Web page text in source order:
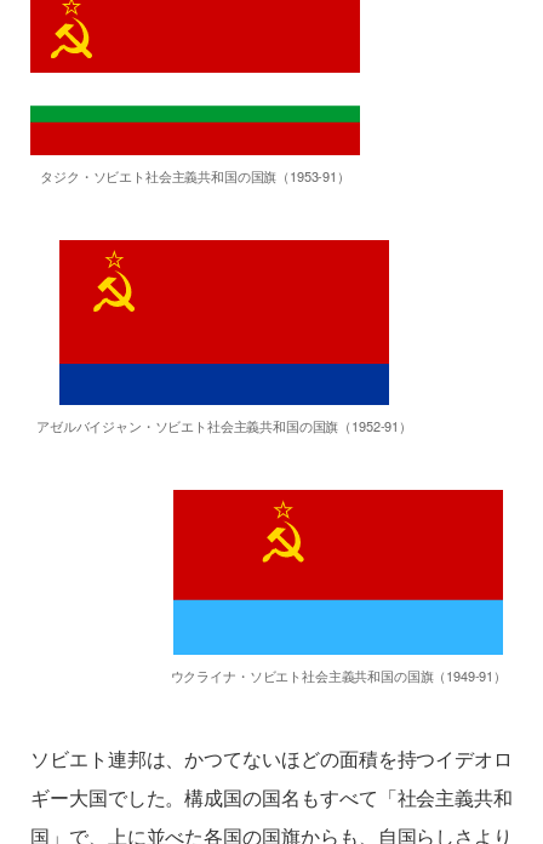
タジク・ソビエト社会主義共和国の国旗（1953-91）
アゼルバイジャン・ソビエト社会主義共和国の国旗（1952-91）
ウクライナ・ソビエト社会主義共和国の国旗（1949-91）
ソビエト連邦は、かつてないほどの面積を持つイデオロ
ギー大国でした。構成国の国名もすべて「社会主義共和
国」で、上に並べた各国の国旗からも、自国らしさより